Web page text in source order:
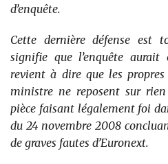
d’enquête.
Cette dernière défense est
signifie que l’enquête
revient à dire que les propres
ministre ne reposent sur
pièce faisant légalement foi
du 24 novembre 2008
de graves fautes d’Euronext.